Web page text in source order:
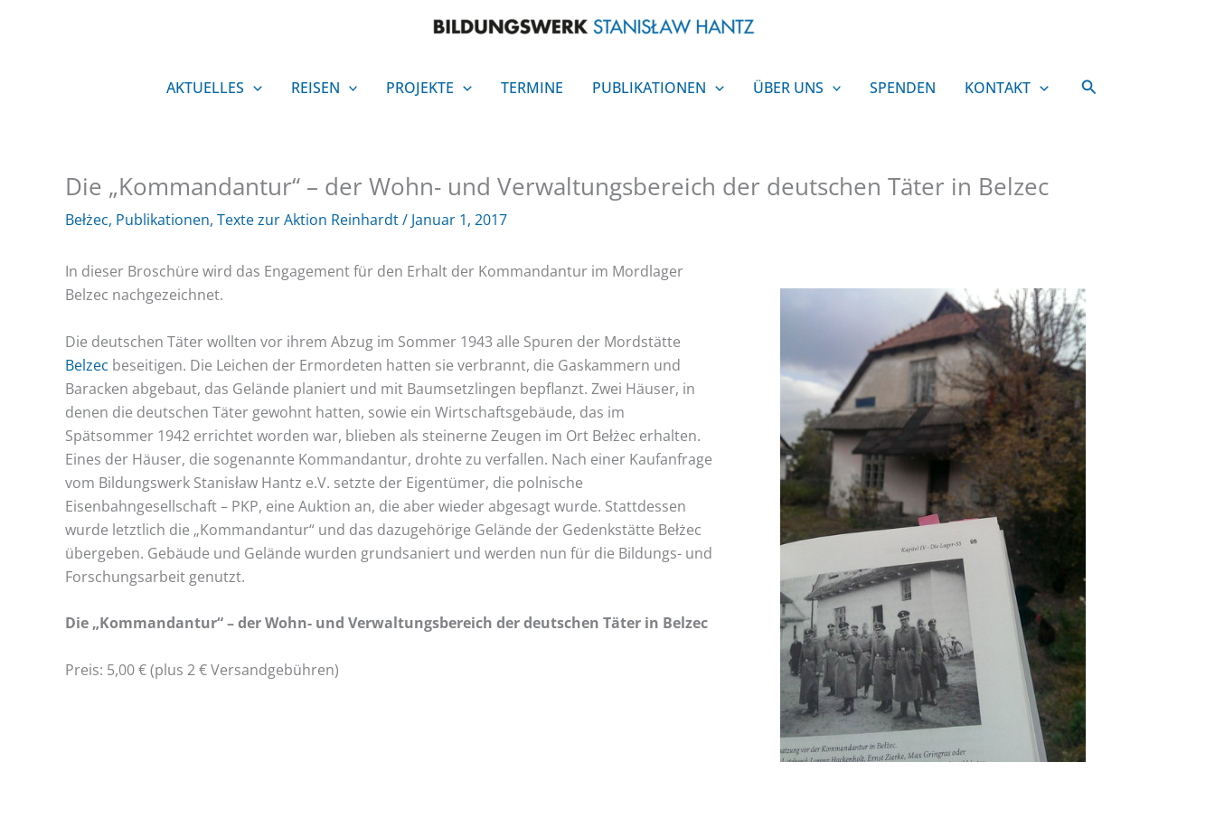
AKTUELLES
REISEN PROJEKTE TERMINE PUBLIKATIONEN ÜBER UNS SPENDEN KONTAKT Suchen
Die „Kommandantur“ – der Wohn- und Verwaltungsbereich der deutschen Täter in Belzec
Bełżec, Publikationen, Texte zur Aktion Reinhardt/ Januar 1, 2017
In dieser Broschüre wird das Engagement für den Erhalt der Kommandantur im Mordlager
Belzec nachgezeichnet.
Die deutschen Täter wollten vor ihrem Abzug im Sommer 1943 alle Spuren der Mordstätte
Belzec beseitigen. Die Leichen der Ermordeten hatten sie verbrannt, die Gaskammern und
Baracken abgebaut, das Gelände planiert und mit Baumsetzlingen bepflanzt. Zwei Häuser, in
denen die deutschen Täter gewohnt hatten, sowie ein Wirtschaftsgebäude, das im
Spätsommer 1942 errichtet worden war, blieben als steinerne Zeugen im Ort Bełżec erhalten.
Eines der Häuser, die sogenannte Kommandantur, drohte zu verfallen. Nach einer Kaufanfrage
vom Bildungswerk Stanisław Hantz e.V. setzte der Eigentümer, die polnische
Eisenbahngesellschaft – PKP, eine Auktion an, die aber wieder abgesagt wurde. Stattdessen
wurde letztlich die „Kommandantur“ und das dazugehörige Gelände der Gedenkstätte Bełżec
übergeben. Gebäude und Gelände wurden grundsaniert und werden nun für die Bildungs- und
Forschungsarbeit genutzt.
Die „Kommandantur“ – der Wohn- und Verwaltungsbereich der deutschen Täter in Belzec
Preis: 5,00 € (plus 2 € Versandgebühren)